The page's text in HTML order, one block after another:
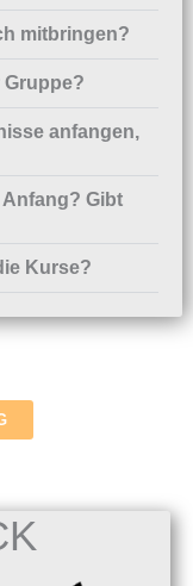
mitbringen?
Gruppe?
anfangen,
Gibt
Kurse?